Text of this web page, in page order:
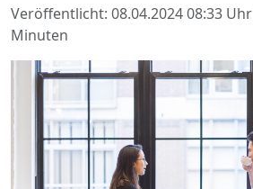
Veröffentlicht: 08.04.2024 08:33 Uhr
Minuten